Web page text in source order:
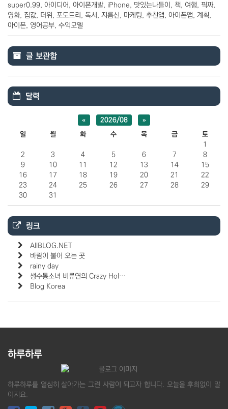
super0.99 아이디어 아이폰개발 iPhone 맛있는나들이 책 여행 픽짜
영화 집값 더위 포도트리 독서 지름신 마케팅 추천앱 아이폰앱 계획
아이폰 영어공부 수익모델
글 보관함
달력
« 2026/08
»
일
월 화 수 목 금
토
1
2
3 4 5 6 7
8
9
10 11 12 13 14
15
16
17 18 19 20 21
22
23
24 25 26 27 28
29
30
31
링크
AllBLOG.NET
바람이 불어 오는 곳
rainy day
생수통소녀 비류연의 Crazy Hol…
Blog Korea
하루하루
하루하루를 열심히 살아가는 그런 사람이 되고자 합니다. 오늘을 후회없이 말
이지요.